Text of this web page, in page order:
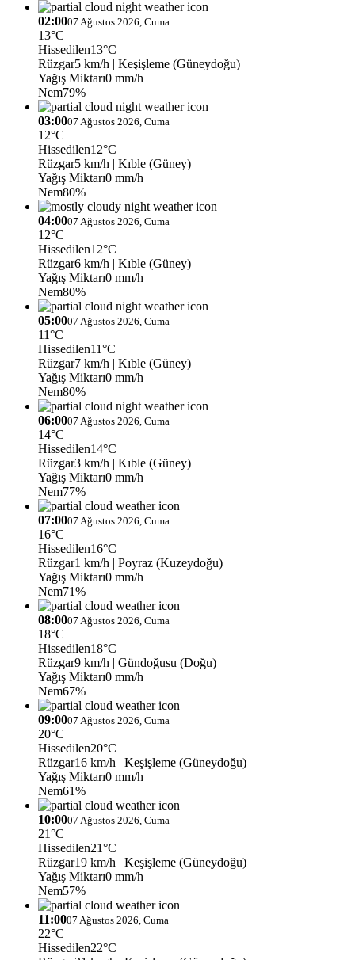
02:0007 Ağustos 2026, Cuma
13°C
Hissedilen13°C
Rüzgar5 km/h | Keşişleme (Güneydoğu)
Yağış Miktarı0 mm/h
Nem79%
03:0007 Ağustos 2026, Cuma
12°C
Hissedilen12°C
Rüzgar5 km/h | Kıble (Güney)
Yağış Miktarı0 mm/h
Nem80%
04:0007 Ağustos 2026, Cuma
12°C
Hissedilen12°C
Rüzgar6 km/h | Kıble (Güney)
Yağış Miktarı0 mm/h
Nem80%
05:0007 Ağustos 2026, Cuma
11°C
Hissedilen11°C
Rüzgar7 km/h | Kıble (Güney)
Yağış Miktarı0 mm/h
Nem80%
06:0007 Ağustos 2026, Cuma
14°C
Hissedilen14°C
Rüzgar3 km/h | Kıble (Güney)
Yağış Miktarı0 mm/h
Nem77%
07:0007 Ağustos 2026, Cuma
16°C
Hissedilen16°C
Rüzgar1 km/h | Poyraz (Kuzeydoğu)
Yağış Miktarı0 mm/h
Nem71%
08:0007 Ağustos 2026, Cuma
18°C
Hissedilen18°C
Rüzgar9 km/h | Gündoğusu (Doğu)
Yağış Miktarı0 mm/h
Nem67%
09:0007 Ağustos 2026, Cuma
20°C
Hissedilen20°C
Rüzgar16 km/h | Keşişleme (Güneydoğu)
Yağış Miktarı0 mm/h
Nem61%
10:0007 Ağustos 2026, Cuma
21°C
Hissedilen21°C
Rüzgar19 km/h | Keşişleme (Güneydoğu)
Yağış Miktarı0 mm/h
Nem57%
11:0007 Ağustos 2026, Cuma
22°C
Hissedilen22°C